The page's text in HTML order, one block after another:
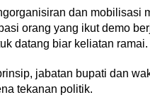
dan mobilisasi
orang yang ikut demo
datang biar keliatan ramai.
jabatan bupati dan
tekanan politik.